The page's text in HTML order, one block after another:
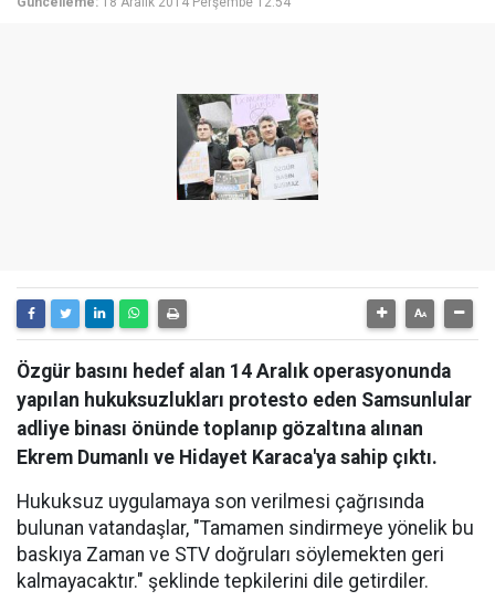
Özgür basını hedef alan 14 Aralık operasyonunda
yapılan hukuksuzlukları protesto eden Samsunlular
adliye binası önünde toplanıp gözaltına alınan
Ekrem Dumanlı ve Hidayet Karaca'ya sahip çıktı.
Hukuksuz uygulamaya son verilmesi çağrısında
bulunan vatandaşlar, "Tamamen sindirmeye yönelik bu
baskıya Zaman ve STV doğruları söylemekten geri
kalmayacaktır." şeklinde tepkilerini dile getirdiler.